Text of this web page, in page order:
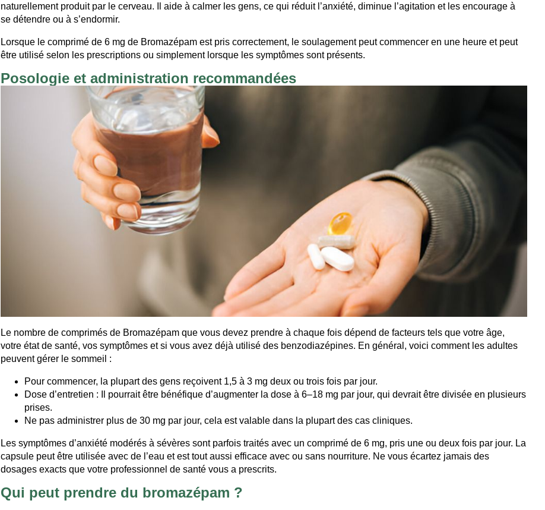
naturellement produit par le cerveau. Il aide à calmer les gens, ce qui réduit l’anxiété, diminue l’agitation et les encourage à
se détendre ou à s’endormir.
Lorsque le comprimé de 6 mg de Bromazépam est pris correctement, le soulagement peut commencer en une heure et peut
être utilisé selon les prescriptions ou simplement lorsque les symptômes sont présents.
Posologie et administration recommandées
Le nombre de comprimés de Bromazépam que vous devez prendre à chaque fois dépend de facteurs tels que votre âge,
votre état de santé, vos symptômes et si vous avez déjà utilisé des benzodiazépines. En général, voici comment les adultes
peuvent gérer le sommeil :
Pour commencer, la plupart des gens reçoivent 1,5 à 3 mg deux ou trois fois par jour.
Dose d’entretien : Il pourrait être bénéfique d’augmenter la dose à 6–18 mg par jour, qui devrait être divisée en plusieurs
prises.
Ne pas administrer plus de 30 mg par jour, cela est valable dans la plupart des cas cliniques.
Les symptômes d’anxiété modérés à sévères sont parfois traités avec un comprimé de 6 mg, pris une ou deux fois par jour. La
capsule peut être utilisée avec de l’eau et est tout aussi efficace avec ou sans nourriture. Ne vous écartez jamais des
dosages exacts que votre professionnel de santé vous a prescrits.
Qui peut prendre du bromazépam ?